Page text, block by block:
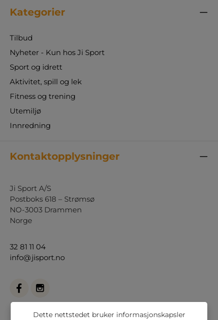
Kategorier
Tilbud
Nyheter - Kun hos Ji Sport
Sport og idrett
Aktivitet, spill og lek
Fitness og trening
Utemiljø
Innredning
Kontaktopplysninger
Ji Sport A/S
Postboks 618 – Strømsø
NO-3003 Drammen
Norge
32 81 11 04
info@jisport.no
Dette nettstedet bruker informasjonskapsler